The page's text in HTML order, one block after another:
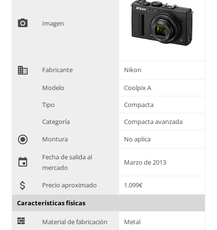
photo_camera Imagen
domain Fabricante Nikon
Modelo
Coolpix A
Tipo
Compacta
Categoría
Compacta avanzada
radio_button_checked Montura No aplica
event
Fecha de salida al
mercado
Marzo de 2013
attach_money Precio aproximado 1.099€
Características físicas
G Material de fabricación Metal